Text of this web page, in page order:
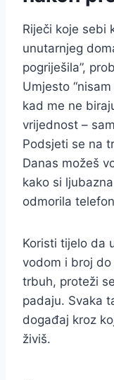
Riječi koje sebi
unutarnjeg
pogriješila”,
Umjesto
kad me ne
vrijednost –
Podsjeti se na
Danas možeš
kako si
odmorila
Koristi tijelo da
vodom i broj
trbuh, proteži
padaju. Svaka
događaj kroz
živiš.